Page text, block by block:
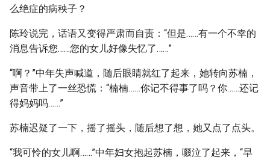
么绝症的病秧子？
陈玲说完，话语又变得严肃而自责：“但是……有一个不幸的
消息告诉您……您的女儿好像失忆了……”
“啊？”中年失声喊道，随后眼睛就红了起来，她转向苏楠，
声音带上了一丝恐慌：“楠楠……你记不得事了吗？你……还记
得妈妈吗……”
苏楠迟疑了一下，摇了摇头，随后想了想，她又点了点头。
“我可怜的女儿啊……”中年妇女抱起苏楠，啜泣了起来，“早